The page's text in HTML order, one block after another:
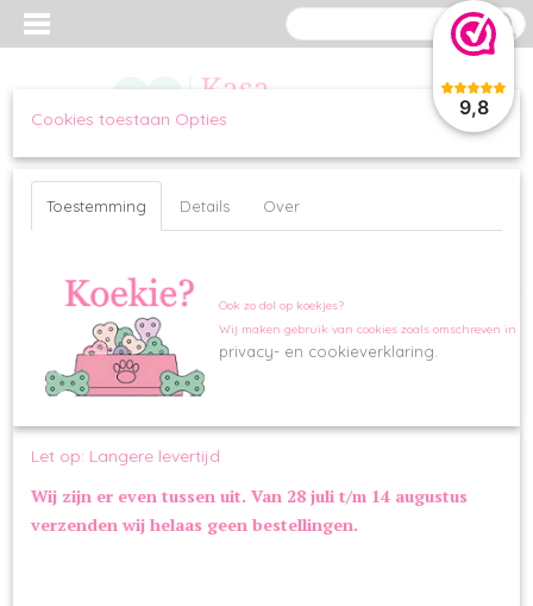
9,8
Inloggen Registreren
Cookies toestaan Opties
Toestemming Details Over
Ook zo dol op koekjes?
Wij maken gebruik van cookies zoals omschreven in
privacy- en cookieverklaring.
Let op: Langere levertijd
Wij zijn er even tussen uit. Van 28 juli t/m 14 augustus
verzenden wij helaas geen bestellingen.